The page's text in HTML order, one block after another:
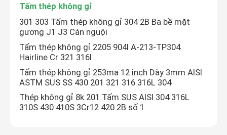
Tấm thép không gỉ
301 303 Tấm thép không gỉ 304 2B Ba bề mặt
gương J1 J3 Cán nguội
Tấm thép không gỉ 2205 904l A-213-TP304
Hairline Cr 321 316l
Tấm thép không gỉ 253ma 12 inch Dày 3mm AISI
ASTM SUS SS 430 201 321 316 316L 304
Thép không gỉ 8k 201 Tấm SUS AISI 304 316L
310S 430 410S 3Cr12 420 2B số 1